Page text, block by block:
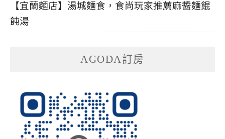
【宜蘭麵店】湯城麵食，食尚玩家推薦麻醬麵餛
飩湯
AGODA訂房